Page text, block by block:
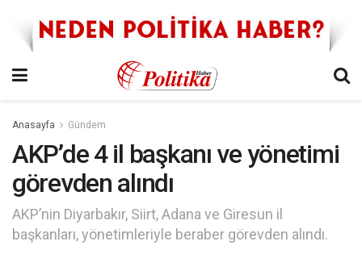
Anasayfa Gündem
AKP’de 4 il başkanı ve yönetimi
görevden alındı
AKP’nin Diyarbakır, Siirt, Adana ve Giresun il
başkanları, yönetimleriyle beraber görevden alındı.